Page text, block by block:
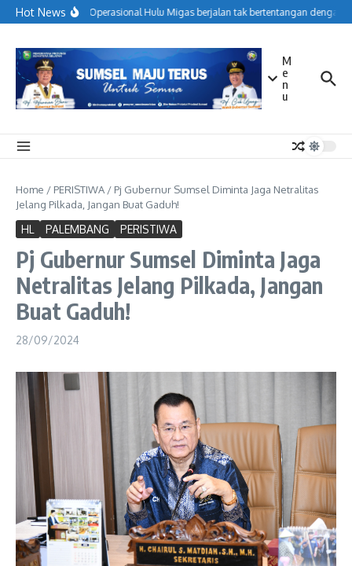
Lewati ke konten
Hot NewsMenjaga Operasional Hulu Migas berjalan tak bertentangan dengan
M
e
n
u
Home / PERISTIWA / Pj Gubernur Sumsel Diminta Jaga Netralitas
Jelang Pilkada, Jangan Buat Gaduh!
HL PALEMBANG PERISTIWA
Pj Gubernur Sumsel Diminta Jaga
Netralitas Jelang Pilkada, Jangan
Buat Gaduh!
28/09/2024